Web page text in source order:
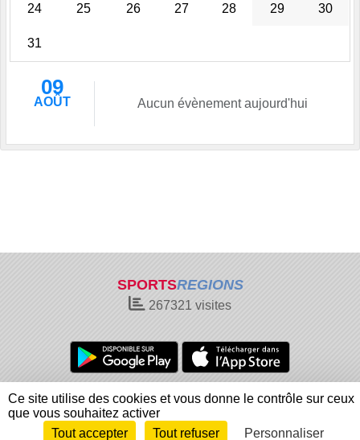
24 25 26 27 28 29 30
31
09
AOÛT Aucun évènement aujourd'hui
SPORTSREGIONS
267321 visites
Charte cookies
Gestion des cookies
Informations légales
Signaler un contenu inapproprié
Envie de participer ?
Connexion
Ce site utilise des cookies et vous donne le contrôle sur ceux
que vous souhaitez activer
Tout accepter
Tout refuser Personnaliser